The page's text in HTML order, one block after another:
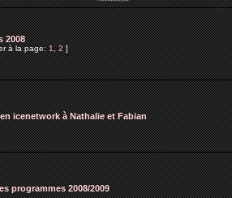
2008
à la page:1,2]
icenetwork à Nathalie et Fabian
programmes 2008/2009